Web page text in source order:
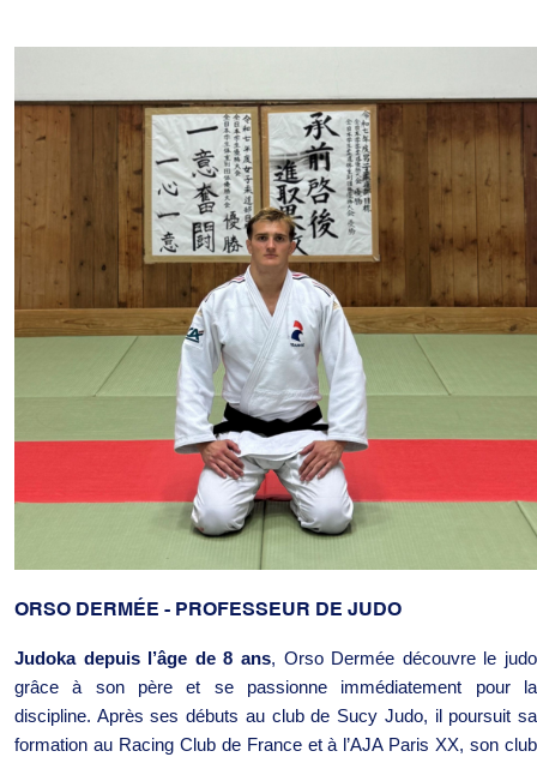
ORSO DERMÉE - PROFESSEUR DE JUDO
Judoka depuis l’âge de 8 ans, Orso Dermée découvre le judo
grâce à son père et se passionne immédiatement pour la
discipline. Après ses débuts au club de Sucy Judo, il poursuit sa
formation au Racing Club de France et à l’AJA Paris XX, son club